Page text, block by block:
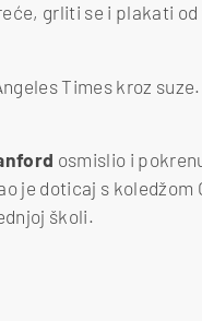
grliti se i plakati od
Times kroz suze.
osmislio i
je doticaj s koledžom
školi.